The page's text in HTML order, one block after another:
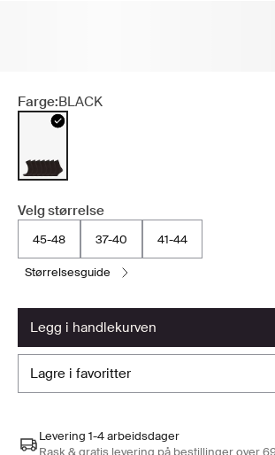
Farge:BLACK
Velg størrelse
45-48 37-40 41-44
størrelsesguide
legg i handlekurven
lagre i favoritter
Levering 1-4 arbeidsdager